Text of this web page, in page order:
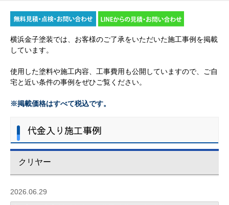
横浜金子塗装では、お客様のご了承をいただいた施工事例を掲載
しています。
使用した塗料や施工内容、工事費用も公開していますので、ご自
宅と近い条件の事例をぜひご覧ください。
※掲載価格はすべて税込です。
代金入り施工事例
クリヤー
2026.06.29